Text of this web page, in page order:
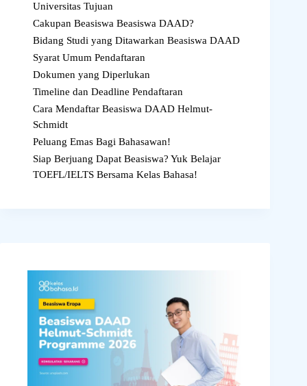
Universitas Tujuan
Cakupan Beasiswa Beasiswa DAAD?
Bidang Studi yang Ditawarkan Beasiswa DAAD
Syarat Umum Pendaftaran
Dokumen yang Diperlukan
Timeline dan Deadline Pendaftaran
Cara Mendaftar Beasiswa DAAD Helmut-
Schmidt
Peluang Emas Bagi Bahasawan!
Siap Berjuang Dapat Beasiswa? Yuk Belajar
TOEFL/IELTS Bersama Kelas Bahasa!